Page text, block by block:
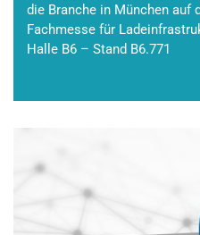
die Branche in München auf
Fachmesse für
Halle B6 – Stand B6.771